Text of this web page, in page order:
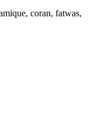
coran, fatwas,